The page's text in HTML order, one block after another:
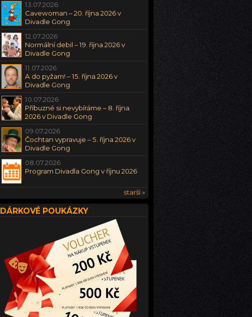
13.07.2026
Cavewoman – 20. října 2026 v
Divadle Gong
12.07.2026
Normální debil – 19. října 2026 v
Divadle Gong
11.07.2026
A do pyžam! – 15. října 2026 v
Divadle Gong
10.07.2026
Příbuzné si nevybíráme – 8. října
2026 v Divadle Gong
09.07.2026
Čochtan vypravuje – 5. října 2026 v
Divadle Gong
08.07.2026
Program Divadla Gong v říjnu 2026
starší »
DÁRKOVÉ POUKÁZKY